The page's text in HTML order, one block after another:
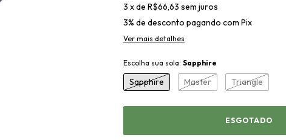
3 xde R$66,63 sem juros
3% de desconto pagando com Pix
Ver mais detalhes
Escolha sua sola: Sapphire
Sapphire Master Triangle